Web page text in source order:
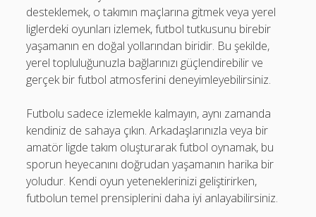
desteklemek, o takımın maçlarına gitmek veya yerel
liglerdeki oyunları izlemek, futbol tutkusunu birebir
yaşamanın en doğal yollarından biridir. Bu şekilde,
yerel topluluğunuzla bağlarınızı güçlendirebilir ve
gerçek bir futbol atmosferini deneyimleyebilirsiniz.
Futbolu sadece izlemekle kalmayın, aynı zamanda
kendiniz de sahaya çıkın. Arkadaşlarınızla veya bir
amatör ligde takım oluşturarak futbol oynamak, bu
sporun heyecanını doğrudan yaşamanın harika bir
yoludur. Kendi oyun yeteneklerinizi geliştirirken,
futbolun temel prensiplerini daha iyi anlayabilirsiniz.